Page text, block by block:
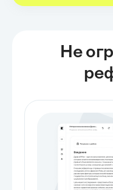
Не